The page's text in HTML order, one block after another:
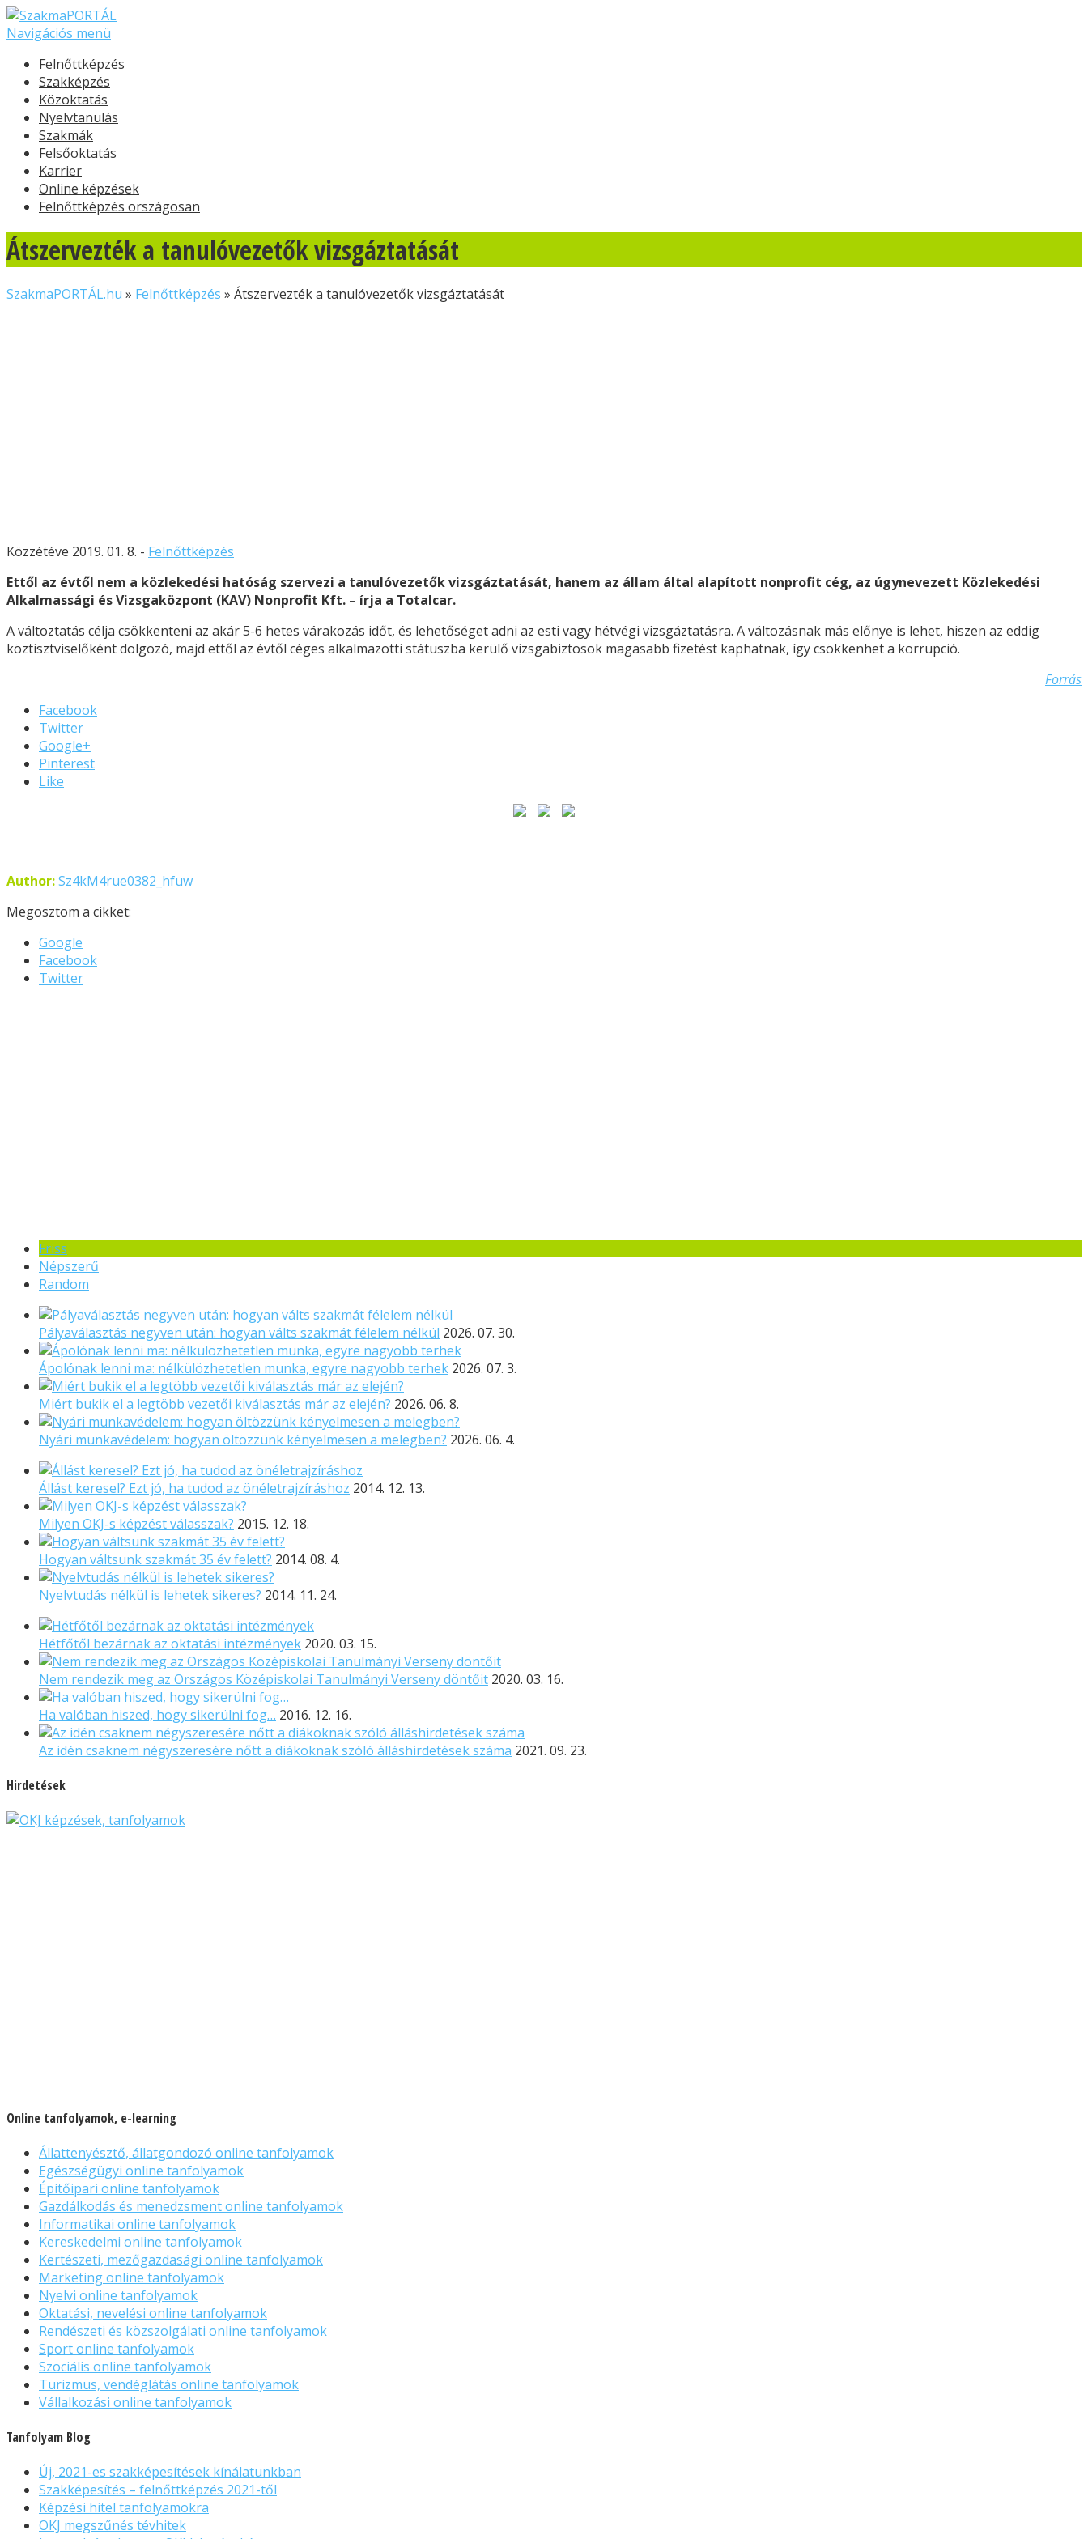
Navigációs menü
Felnőttképzés
Szakképzés
Közoktatás
Nyelvtanulás
Szakmák
Felsőoktatás
Karrier
Online képzések
Felnőttképzés országosan
Átszervezték a tanulóvezetők vizsgáztatását
SzakmaPORTÁL.hu » Felnőttképzés » Átszervezték a tanulóvezetők vizsgáztatását
Közzétéve 2019. 01. 8. - Felnőttképzés
Ettől az évtől nem a közlekedési hatóság szervezi a tanulóvezetők vizsgáztatását, hanem az állam által alapított nonprofit cég, az úgynevezett Közlekedési
Alkalmassági és Vizsgaközpont (KAV) Nonprofit Kft. – írja a Totalcar.
A változtatás célja csökkenteni az akár 5-6 hetes várakozás időt, és lehetőséget adni az esti vagy hétvégi vizsgáztatásra. A változásnak más előnye is lehet, hiszen az eddig
köztisztviselőként dolgozó, majd ettől az évtől céges alkalmazotti státuszba kerülő vizsgabiztosok magasabb fizetést kaphatnak, így csökkenhet a korrupció.
Forrás
Facebook
Twitter
Google+
Pinterest
Like
Author:Sz4kM4rue0382_hfuw
Megosztom a cikket:
Google
Facebook
Twitter
Friss
Népszerű
Random
Pályaválasztás negyven után: hogyan válts szakmát félelem nélkül 2026. 07. 30.
Ápolónak lenni ma: nélkülözhetetlen munka, egyre nagyobb terhek 2026. 07. 3.
Miért bukik el a legtöbb vezetői kiválasztás már az elején? 2026. 06. 8.
Nyári munkavédelem: hogyan öltözzünk kényelmesen a melegben? 2026. 06. 4.
Állást keresel? Ezt jó, ha tudod az önéletrajzíráshoz 2014. 12. 13.
Milyen OKJ-s képzést válasszak? 2015. 12. 18.
Hogyan váltsunk szakmát 35 év felett? 2014. 08. 4.
Nyelvtudás nélkül is lehetek sikeres? 2014. 11. 24.
Hétfőtől bezárnak az oktatási intézmények 2020. 03. 15.
Nem rendezik meg az Országos Középiskolai Tanulmányi Verseny döntőit 2020. 03. 16.
Ha valóban hiszed, hogy sikerülni fog… 2016. 12. 16.
Az idén csaknem négyszeresére nőtt a diákoknak szóló álláshirdetések száma 2021. 09. 23.
Hirdetések
Online tanfolyamok, e-learning
Állattenyésztő, állatgondozó online tanfolyamok
Egészségügyi online tanfolyamok
Építőipari online tanfolyamok
Gazdálkodás és menedzsment online tanfolyamok
Informatikai online tanfolyamok
Kereskedelmi online tanfolyamok
Kertészeti, mezőgazdasági online tanfolyamok
Marketing online tanfolyamok
Nyelvi online tanfolyamok
Oktatási, nevelési online tanfolyamok
Rendészeti és közszolgálati online tanfolyamok
Sport online tanfolyamok
Szociális online tanfolyamok
Turizmus, vendéglátás online tanfolyamok
Vállalkozási online tanfolyamok
Tanfolyam Blog
Új, 2021-es szakképesítések kínálatunkban
Szakképesítés – felnőttképzés 2021-től
Képzési hitel tanfolyamokra
OKJ megszűnés tévhitek